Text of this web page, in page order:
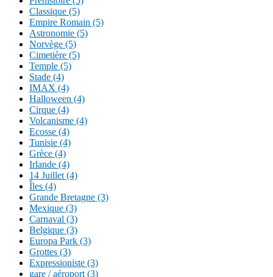
Classique (5)
Empire Romain (5)
Astronomie (5)
Norvège (5)
Cimetière (5)
Temple (5)
Stade (4)
IMAX (4)
Halloween (4)
Cirque (4)
Volcanisme (4)
Ecosse (4)
Tunisie (4)
Grèce (4)
Irlande (4)
14 Juillet (4)
Îles (4)
Grande Bretagne (3)
Mexique (3)
Carnaval (3)
Belgique (3)
Europa Park (3)
Grottes (3)
Expressioniste (3)
gare / aéroport (3)